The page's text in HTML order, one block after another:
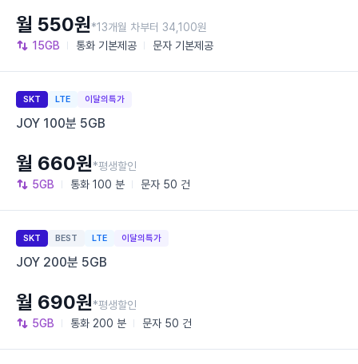
15GB 통화 기본제공 문자 기본제공
월 550원*13개월 차부터 34,100원
SKT LTE 이달의특가
JOY 100분 5GB
5GB 통화 100 분 문자 50 건
월 660원*평생할인
SKT BEST LTE 이달의특가
JOY 200분 5GB
5GB 통화 200 분 문자 50 건
월 690원*평생할인